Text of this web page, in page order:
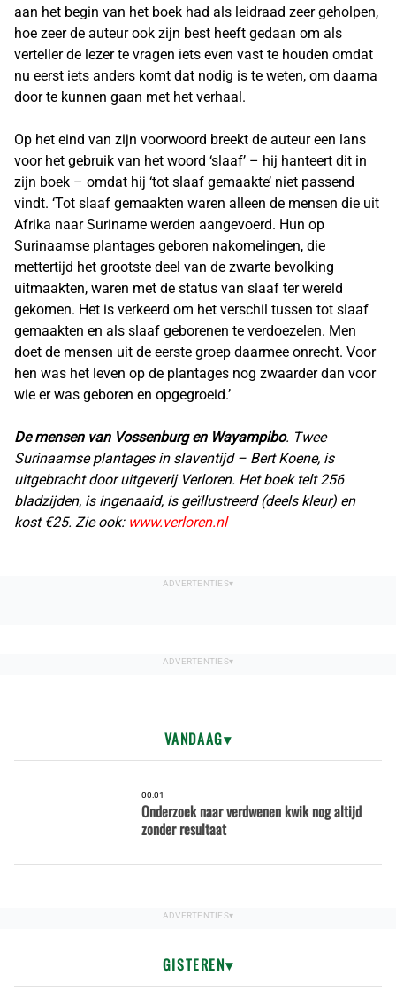
aan het begin van het boek had als leidraad zeer geholpen,
hoe zeer de auteur ook zijn best heeft gedaan om als
verteller de lezer te vragen iets even vast te houden omdat
nu eerst iets anders komt dat nodig is te weten, om daarna
door te kunnen gaan met het verhaal.
Op het eind van zijn voorwoord breekt de auteur een lans
voor het gebruik van het woord ‘slaaf’ – hij hanteert dit in
zijn boek – omdat hij ‘tot slaaf gemaakte’ niet passend
vindt. ‘Tot slaaf gemaakten waren alleen de mensen die uit
Afrika naar Suriname werden aangevoerd. Hun op
Surinaamse plantages geboren nakomelingen, die
mettertijd het grootste deel van de zwarte bevolking
uitmaakten, waren met de status van slaaf ter wereld
gekomen. Het is verkeerd om het verschil tussen tot slaaf
gemaakten en als slaaf geborenen te verdoezelen. Men
doet de mensen uit de eerste groep daarmee onrecht. Voor
hen was het leven op de plantages nog zwaarder dan voor
wie er was geboren en opgegroeid.’
De mensen van Vossenburg en Wayampibo. Twee
Surinaamse plantages in slaventijd – Bert Koene, is
uitgebracht door uitgeverij Verloren. Het boek telt 256
bladzijden, is ingenaaid, is geïllustreerd (deels kleur) en
kost €25. Zie ook: www.verloren.nl
VANDAAG
00:01
Onderzoek naar verdwenen kwik nog altijd
zonder resultaat
GISTEREN